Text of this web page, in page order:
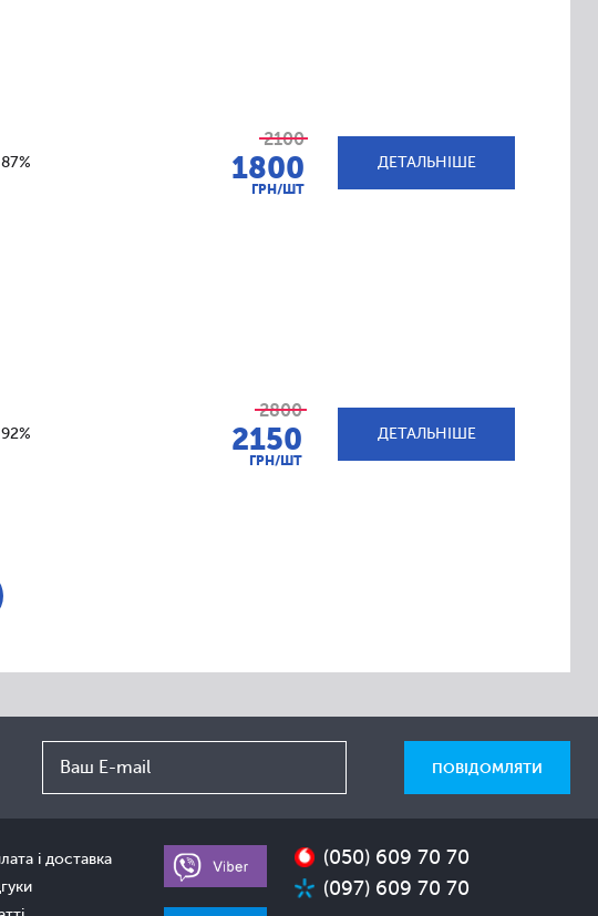
87%
2100
1800
ГРН/ШТ
ДЕТАЛЬНІШЕ
92%
2800
2150
ГРН/ШТ
ДЕТАЛЬНІШЕ
і доставка
(050) 609 70 70
(097) 609 70 70